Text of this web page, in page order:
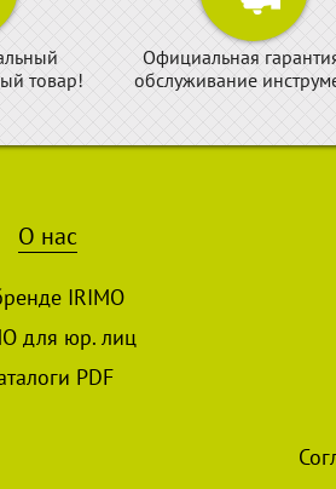
товар!
Официальная
обслуживание
О нас
IRIMO
для юр. лиц
PDF